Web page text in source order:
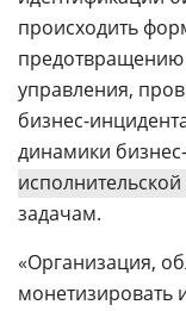
происходить
предотвращению
управления,
бизнес-
динамики
задачам.
«Организация,
монетизировать